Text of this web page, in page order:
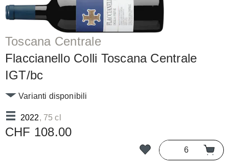
Toscana Centrale
Flaccianello Colli Toscana Centrale
IGT/bc
2022, 75 cl
Varianti disponibili
CHF 108.00